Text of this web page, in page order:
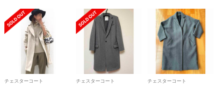
チェスターコート チェスターコート チェスターコート